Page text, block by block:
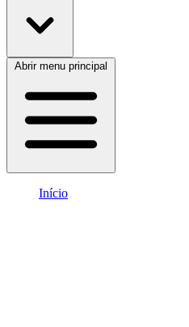
Abrir menu principal
Início